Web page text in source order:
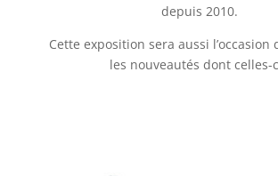
depuis 2010.
Cette exposition sera aussi l’occasion
les nouveautés dont celles-